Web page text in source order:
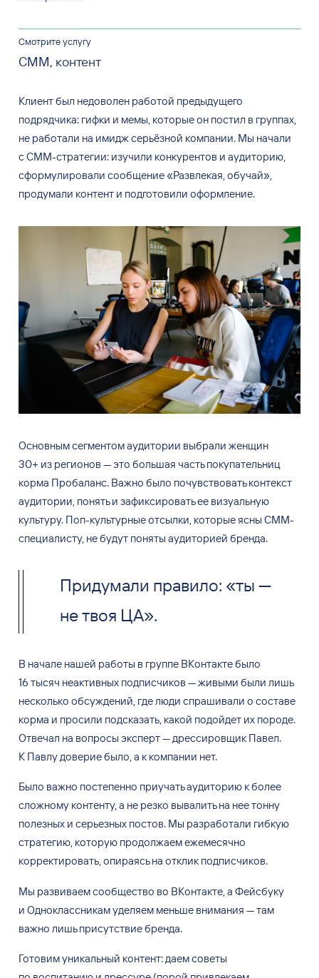
Смотрите услугу
СММ, контент
Клиент был недоволен работой предыдущего
подрядчика: гифки и мемы, которые он постил в группах,
не работали на имидж серьёзной компании. Мы начали
сСММ-стратегии: изучили конкурентов и аудиторию,
сформулировали сообщение «Развлекая, обучай»,
продумали контент и подготовили оформление.
Основным сегментом аудитории выбрали женщин
30+ из регионов — это большая часть покупательниц
корма Пробаланс. Важно было почувствовать контекст
аудитории, понять и зафиксировать ее визуальную
культуру. Поп-культурные отсылки, которые ясны СММ-
специалисту, небудут поняты аудиторией бренда.
Придумали правило: «ты —
не твоя ЦА».
В начале нашей работы в группе ВКонтакте было
16 тысяч неактивных подписчиков — живыми были лишь
несколько обсуждений, где люди спрашивали о составе
корма и просили подсказать, какой подойдет их породе.
Отвечал на вопросы эксперт— дрессировщик Павел.
К Павлу доверие было, а к компании нет.
Было важно постепенно приучать аудиторию кболее
сложному контенту, а не резко вывалить на нее тонну
полезных и серьезных постов. Мы разработали гибкую
стратегию, которую продолжаем ежемесячно
корректировать, опираясь на отклик подписчиков.
Мы развиваем сообщество во ВКонтакте, а Фейсбуку
и Одноклассникам уделяем меньше внимания — там
важно лишь присутствие бренда.
Готовим уникальный контент: даем советы